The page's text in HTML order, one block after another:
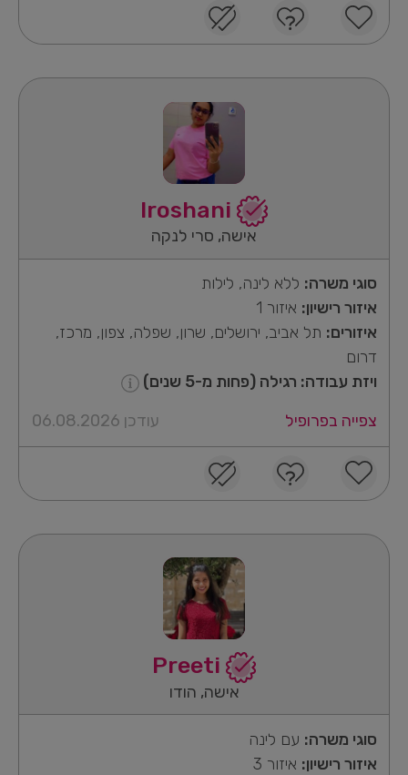
אישה, סרי לנקה
סוגי משרה: ללא לינה, לילות
איזור רישיון: איזור 1
איזורים: תל אביב, ירושלים, שרון, שפלה, צפון, מרכז,
דרום
ויזת עבודה: רגילה (פחות מ-5 שנים)
צפייה בפרופיל
עודכן 06.08.2026
אישה, הודו
סוגי משרה: עם לינה
איזור רישיון: איזור 3